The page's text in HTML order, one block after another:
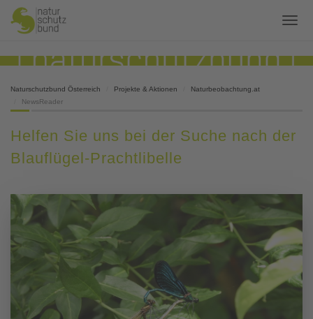
Naturschutzbund Österreich Projekte & Aktionen
Naturbeobachtung.at
NewsReader
Helfen Sie uns bei der Suche nach der
Blauflügel-Prachtlibelle